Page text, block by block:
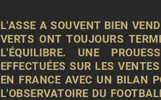
L'ASSE A SOUVENT BIEN
VERTS ONT TOUJOURS
L'ÉQUILIBRE. UNE
EFFECTUÉES SUR LES
EN FRANCE AVEC UN BILAN
L'OBSERVATOIRE DU